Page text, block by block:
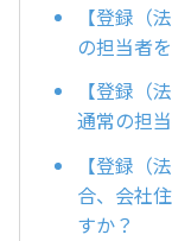
【登録（
の担当者
【登録（
通常の担
【登録（
合、会社
すか？